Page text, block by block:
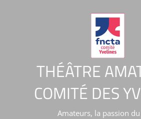
THÉÂTRE
COMITÉ DES
Amateurs, la passion